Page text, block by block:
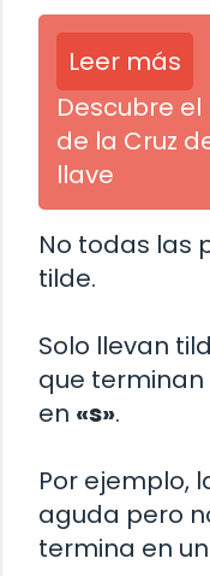
Leer más
Descubre
de la Cruz
llave
No todas las
tilde.
Solo llevan
que terminan
en «s».
Por ejemplo,
aguda pero
termina en